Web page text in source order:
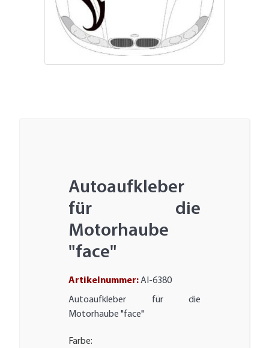
Autoaufkleber
für die
Motorhaube
"face"
Artikelnummer:AI-6380
Autoaufkleber für die
Motorhaube "face"
Farbe: